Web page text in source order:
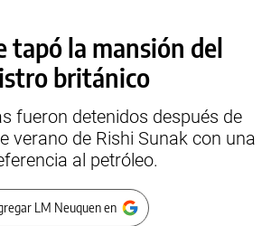
tapó la mansión del
británico
fueron detenidos después de
verano de Rishi Sunak con una
al petróleo.
LM Neuquen en